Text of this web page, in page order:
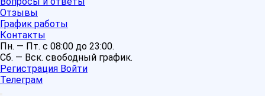
Отзывы
График работы
Контакты
Пн. — Пт. с 08:00 до 23:00.
Сб. — Вск. свободный график.
Регистрация Войти
Телеграм